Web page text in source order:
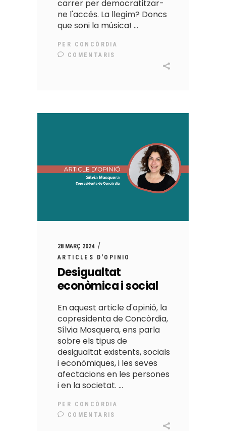
carrer per democratitzar-
ne l'accés. La llegim? Doncs
que soni la música!
PER CONCÒRDIA
COMENTARIS
28 MARÇ 2024
ARTICLES D'OPINIO
Desigualtat
econòmica i social
En aquest article d'opinió, la
copresidenta de Concòrdia,
Sílvia Mosquera, ens parla
sobre els tipus de
desigualtat existents, socials
i econòmiques, i les seves
afectacions en les persones
i en la societat.
PER CONCÒRDIA
COMENTARIS